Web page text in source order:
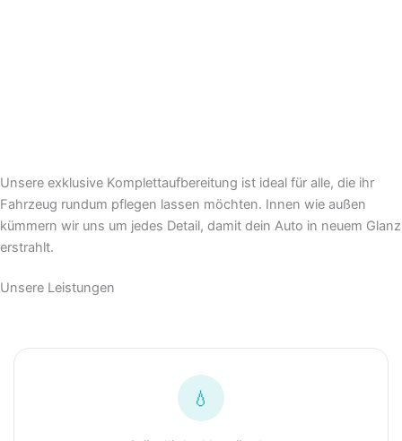
Unsere exklusive Komplettaufbereitung ist ideal für alle, die ihr
Fahrzeug rundum pflegen lassen möchten. Innen wie außen
kümmern wir uns um jedes Detail, damit dein Auto in neuem Glanz
erstrahlt.
Unsere Leistungen
💧